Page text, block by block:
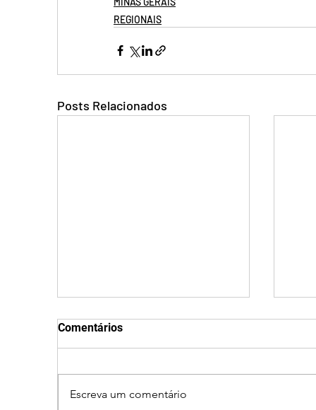
REGIONAIS
Posts Relacionados
Comentários
Escreva um comentário